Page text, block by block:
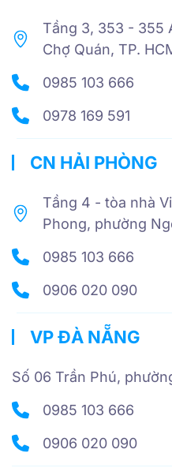
Tầng 3, 353 - 355
Chợ Quán, TP.
0985 103 666
0978 169 591
CN HẢI PHÒNG
Tầng 4 - tòa nhà
Phong, phường
0985 103 666
0906 020 090
VP ĐÀ NẴNG
Số 06 Trần Phú,
0985 103 666
0906 020 090